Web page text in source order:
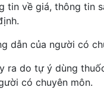
về giá, thông tin
dẫn của người có
ra do tự ý dùng
có chuyên môn.